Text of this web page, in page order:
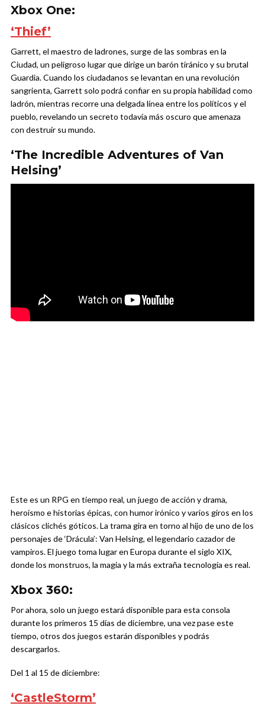
Xbox One:
‘Thief’
Garrett, el maestro de ladrones, surge de las sombras en la
Ciudad, un peligroso lugar que dirige un barón tiránico y su brutal
Guardia. Cuando los ciudadanos se levantan en una revolución
sangrienta, Garrett solo podrá confiar en su propia habilidad como
ladrón, mientras recorre una delgada línea entre los políticos y el
pueblo, revelando un secreto todavía más oscuro que amenaza
con destruir su mundo.
‘The Incredible Adventures of Van
Helsing’
Este es un RPG en tiempo real, un juego de acción y drama,
heroísmo e historias épicas, con humor irónico y varios giros en los
clásicos clichés góticos. La trama gira en torno al hijo de uno de los
personajes de ‘Drácula’: Van Helsing, el legendario cazador de
vampiros. El juego toma lugar en Europa durante el siglo XIX,
donde los monstruos, la magia y la más extraña tecnología es real.
Xbox 360:
Por ahora, solo un juego estará disponible para esta consola
durante los primeros 15 días de diciembre, una vez pase este
tiempo, otros dos juegos estarán disponibles y podrás
descargarlos.
Del 1 al 15 de diciembre:
‘CastleStorm’